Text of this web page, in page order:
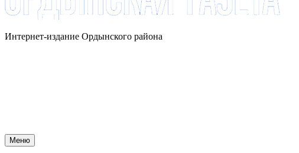
Интернет-издание Ордынского района
Меню